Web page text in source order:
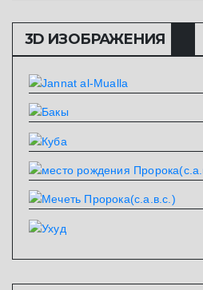
3D ИЗОБРАЖЕНИЯ